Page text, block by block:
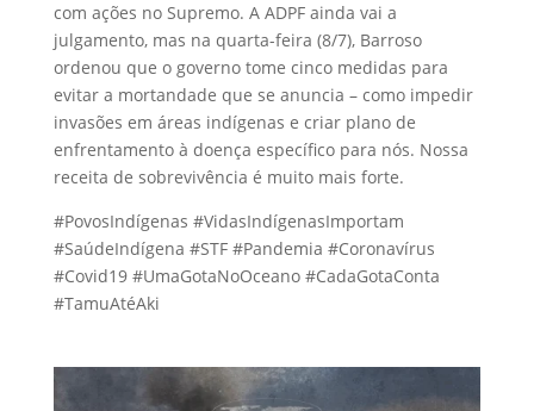
com ações no Supremo. A ADPF ainda vai a
julgamento, mas na quarta-feira (8/7), Barroso
ordenou que o governo tome cinco medidas para
evitar a mortandade que se anuncia – como impedir
invasões em áreas indígenas e criar plano de
enfrentamento à doença específico para nós. Nossa
receita de sobrevivência é muito mais forte.
#PovosIndígenas #VidasIndígenasImportam
#SaúdeIndígena #STF #Pandemia #Coronavírus
#Covid19 #UmaGotaNoOceano #CadaGotaConta
#TamuAtéAki